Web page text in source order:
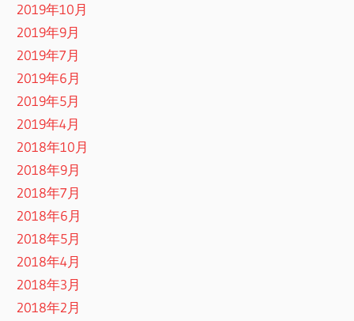
2019年10月
2019年9月
2019年7月
2019年6月
2019年5月
2019年4月
2018年10月
2018年9月
2018年7月
2018年6月
2018年5月
2018年4月
2018年3月
2018年2月